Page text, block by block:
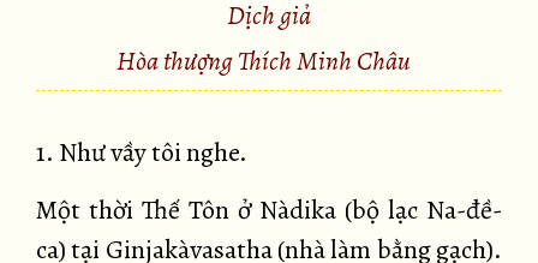
Dịch giả
Hòa thượng Thích Minh Châu
1. Như vầy tôi nghe.
Một thời Thế Tôn ở Nàdika (bộ lạc Na-đề-
ca) tại Ginjakàvasatha (nhà làm bằng gạch).